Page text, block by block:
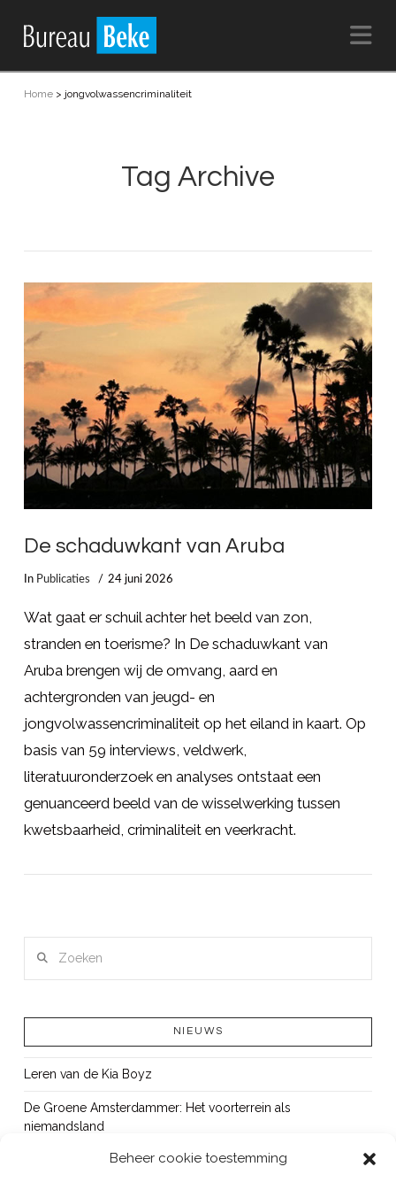
Beheer cookie toestemming
Home> jongvolwassencriminaliteit
Tag Archive
De schaduwkant van Aruba
In Publicaties 24 juni 2026
Wat gaat er schuil achter het beeld van zon,
stranden en toerisme? In De schaduwkant van
Aruba brengen wij de omvang, aard en
achtergronden van jeugd- en
jongvolwassencriminaliteit op het eiland in kaart. Op
basis van 59 interviews, veldwerk,
literatuuronderzoek en analyses ontstaat een
genuanceerd beeld van de wisselwerking tussen
kwetsbaarheid, criminaliteit en veerkracht.
NIEUWS
Leren van de Kia Boyz
De Groene Amsterdammer: Het voorterrein als
niemandsland
Cursus Wapens op school: signaleren, duiden en handelen